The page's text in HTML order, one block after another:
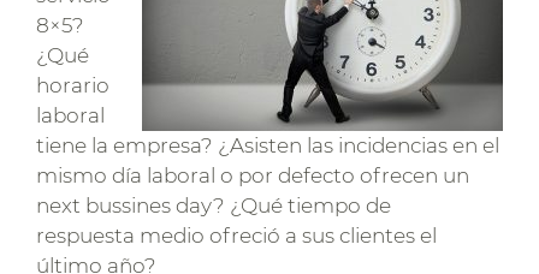
8×5?
¿Qué
horario
laboral
tiene la empresa? ¿Asisten las incidencias en el
mismo día laboral o por defecto ofrecen un
next bussines day? ¿Qué tiempo de
respuesta medio ofreció a sus clientes el
último año?